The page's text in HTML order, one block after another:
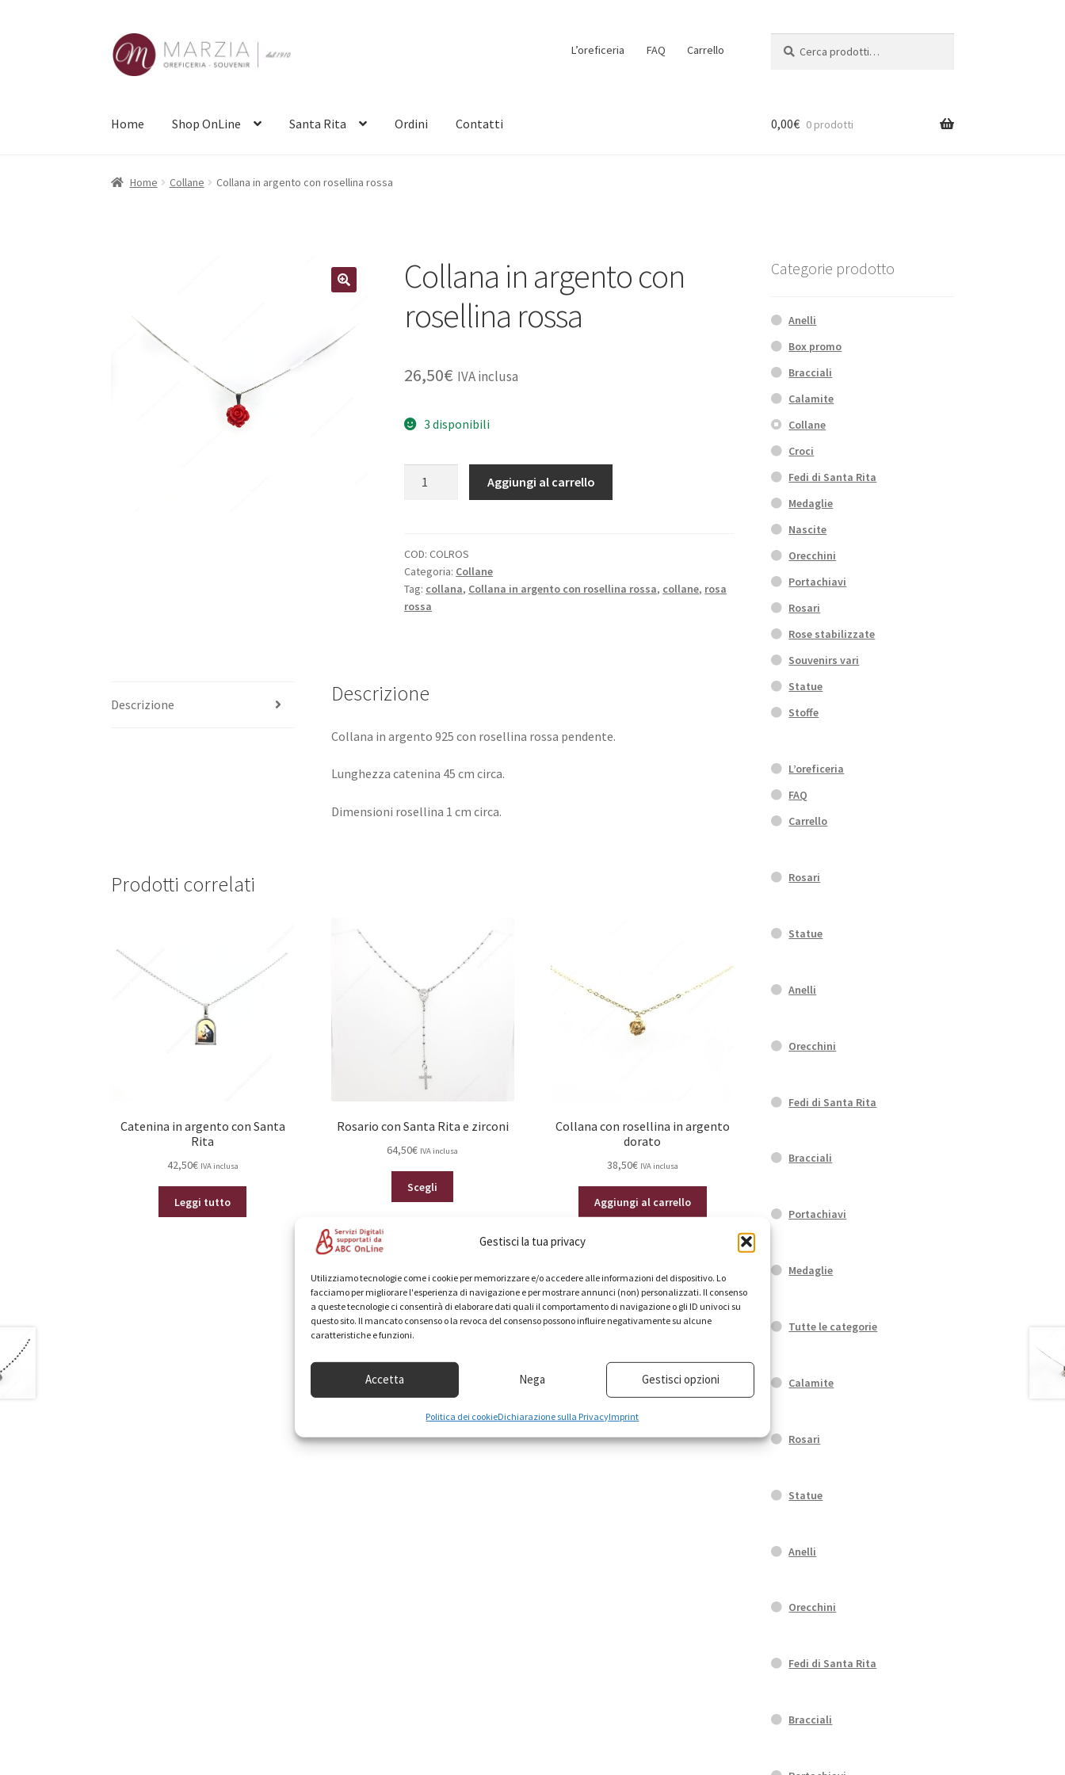
Gestisci la tua privacy
Utilizziamo tecnologie come i cookie per memorizzare e/o accedere alle informazioni del dispositivo. Lo
facciamo per migliorare l'esperienza di navigazione e per mostrare annunci (non) personalizzati. Il consenso
a queste tecnologie ci consentirà di elaborare dati quali il comportamento di navigazione o gli ID univoci su
questo sito. Il mancato consenso o la revoca del consenso possono influire negativamente su alcune
caratteristiche e funzioni.
Accetta Nega Gestisci opzioni
Politica dei cookieDichiarazione sulla PrivacyImprint
Vai
alla
navigazione
Vai
al
contenuto
L’oreficeria FAQ Carrello
Home Shop OnLine Santa Rita Ordini Contatti 0,00€ 0 prodotti
Home Collane Collana in argento con rosellina rossa
Collana in argento con
rosellina rossa
26,50€ IVA inclusa
3 disponibili
rosellina
rossa
quantità
Aggiungi al carrello
COD:COLROS
Categoria: Collane
Tag: collana, Collana in argento con rosellina rossa, collane, rosa
rossa
Descrizione Descrizione
Collana in argento 925 con rosellina rossa pendente.
Lunghezza catenina 45 cm circa.
Dimensioni rosellina 1 cm circa.
Prodotti correlati
Catenina in argento con Santa
Rita
42,50€ IVA inclusa
Leggi tutto
Rosario con Santa Rita e zirconi
64,50€ IVA inclusa
Scegli
varianti.
opzioni
possono
essere
pagina
Collana con rosellina in argento
dorato
38,50€ IVA inclusa
Aggiungi al carrello
Categorie prodotto
Anelli
Box promo
Bracciali
Calamite
Collane
Croci
Fedi di Santa Rita
Medaglie
Nascite
Orecchini
Portachiavi
Rosari
Rose stabilizzate
Souvenirs vari
Statue
Stoffe
L’oreficeria
FAQ
Carrello
Rosari
Statue
Anelli
Orecchini
Fedi di Santa Rita
Bracciali
Portachiavi
Medaglie
Tutte le categorie
Calamite
Rosari
Statue
Anelli
Orecchini
Fedi di Santa Rita
Bracciali